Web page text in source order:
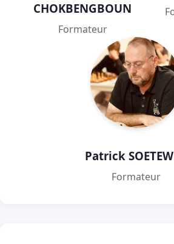
CHOKBENGBOUN
Formateur
Patrick
Formateur